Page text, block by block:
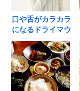
口や舌がカラカラ
になるドライマウ
スの治し方は睡眠
時の工夫にあ
る！？